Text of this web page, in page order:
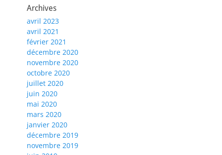
Archives
avril 2023
avril 2021
février 2021
décembre 2020
novembre 2020
octobre 2020
juillet 2020
juin 2020
mai 2020
mars 2020
janvier 2020
décembre 2019
novembre 2019